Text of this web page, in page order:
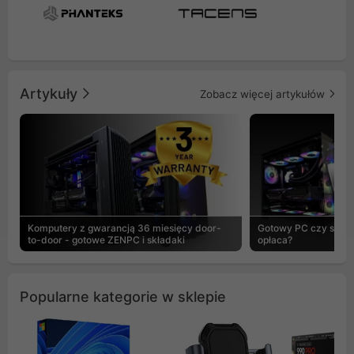
Artykuły Zobacz więcej artykułów
Komputery z gwarancją 36 miesięcy door-
to-door - gotowe ZENPC i składaki
Gotowy PC czy
opłaca?
Popularne kategorie w sklepie